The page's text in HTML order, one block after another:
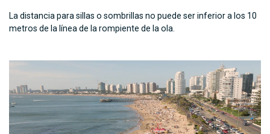
La distancia para sillas o sombrillas no puede ser inferior a los 10
metros de la línea de la rompiente de la ola.